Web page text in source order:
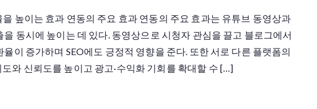
높이는 효과 연동의 주요 효과 연동의 주요 효과는 유튜브 동영상과
동시에 높이는 데 있다. 동영상으로 시청자 관심을 끌고 블로그에서
이 증가하며 SEO에도 긍정적 영향을 준다. 또한 서로 다른 플랫폼의
와 신뢰도를 높이고 광고·수익화 기회를 확대할 수 […]